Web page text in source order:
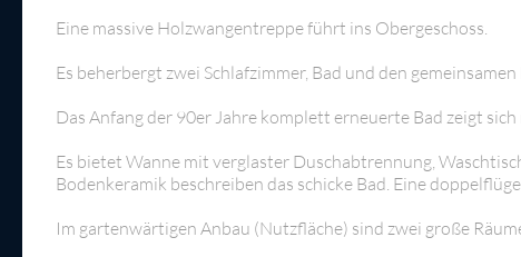
Eine massive Holzwangentreppe führt ins Obergeschoss.
Es beherbergt zwei Schlafzimmer, Bad und den
Das Anfang der 90er Jahre komplett erneuerte Bad zeigt
Es bietet Wanne mit verglaster Duschabtrennung,
Bodenkeramik beschreiben das schicke Bad. Eine
Im gartenwärtigen Anbau (Nutzfläche) sind zwei große